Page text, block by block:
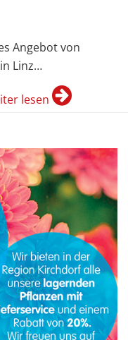
Angebot von
Linz…
lesen